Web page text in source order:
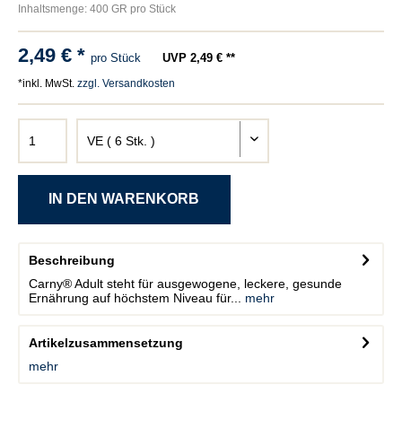
Inhaltsmenge: 400 GR pro Stück
2,49 € * pro Stück UVP 2,49 € **
*inkl. MwSt. zzgl. Versandkosten
Beschreibung
Carny® Adult steht für ausgewogene, leckere, gesunde
Ernährung auf höchstem Niveau für...
mehr
Artikelzusammensetzung
mehr